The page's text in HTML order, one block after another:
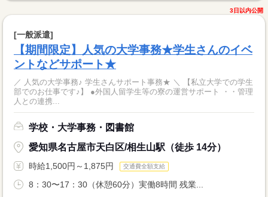
3日以内公開
[一般派遣]
【期間限定】人気の大学事務★学生さんのイベ
ントなどサポート★
／ 人気の大学事務♪ 学生さんサポート事務★ ＼ 【私立大学での学生
部でのお仕事です♪】 ●外国人留学生等の寮の運営サポート ・・管理
人との連携...
学校・大学事務・図書館
愛知県名古屋市天白区/相生山駅（徒歩 14分）
時給1,500円～1,875円 交通費全額支給
8：30〜17：30（休憩60分）実働8時間 残業...